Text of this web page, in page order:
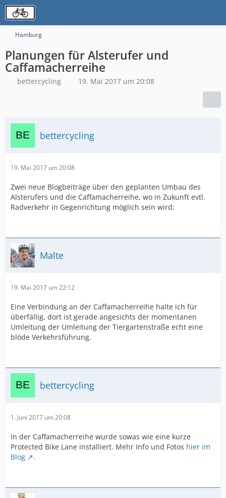
Hamburg
Planungen für Alsterufer und
Caffamacherreihe
bettercycling 19. Mai 2017 um 20:08
bettercycling
19. Mai 2017 um 20:08
Zwei neue Blogbeiträge über den geplanten Umbau des
Alsterufers und die Caffamacherreihe, wo in Zukunft evtl.
Radverkehr in Gegenrichtung möglich sein wird:
Malte
19. Mai 2017 um 22:12
Eine Verbindung an der Caffamacherreihe halte ich für
überfällig, dort ist gerade angesichts der momentanen
Umleitung der Umleitung der Tiergartenstraße echt eine
blöde Verkehrsführung.
bettercycling
1. Juni 2017 um 20:08
In der Caffamacherreihe wurde sowas wie eine kurze
Protected Bike Lane installiert. Mehr Info und Fotos hier im
Blog
.